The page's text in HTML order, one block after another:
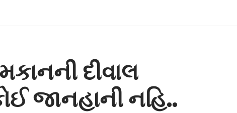
દીવાલ
જાનહાની નહિ..